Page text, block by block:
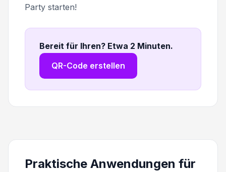
Party starten!
Bereit für Ihren? Etwa 2 Minuten.
QR-Code erstellen
Praktische Anwendungen für